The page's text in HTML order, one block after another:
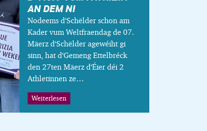
AN DEM NI
Nodeems d‘Schëlder schon am
Kader vum Weltfraendag de 07.
Mäerz d‘Schëlder agewéiht gi
sinn, hat d‘Gemeng Ettelbréck
den 27ten Mäerz d‘Éier déi 2
Athletinnen ze…
Weiterlesen